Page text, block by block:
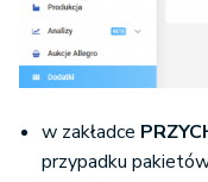
w zakładce
przypadku